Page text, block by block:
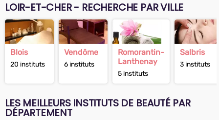
LOIR-ET-CHER - RECHERCHE PAR VILLE
Blois
20 instituts
Vendôme
6 instituts
Romorantin-
Lanthenay
5 instituts
Salbris
3 instituts
LES MEILLEURS INSTITUTS DE BEAUTÉ PAR
DÉPARTEMENT